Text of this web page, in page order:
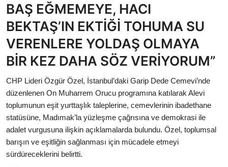
Siyasi Partiler
Toplum ve Yaşam
Sivil Toplum Kuruluşları
Kamu Kurumları ve Üst Kurullar
Resmi Reklamlar
BAŞ EĞMEMEYE, HACI
BEKTAŞ’IN EKTİĞİ TOHUMA SU
VERENLERE YOLDAŞ OLMAYA
BİR KEZ DAHA SÖZ VERİYORUM”
CHP Lideri Özgür Özel, İstanbul’daki Garip Dede Cemevi’nde
düzenlenen On Muharrem Orucu programına katılarak Alevi
toplumunun eşit yurttaşlık taleplerine, cemevlerinin ibadethane
statüsüne, Madımak’la yüzleşme çağrısına ve demokrasi ile
adalet vurgusuna ilişkin açıklamalarda bulundu. Özel, toplumsal
barışın ve eşitliğin sağlanması için mücadele etmeyi
sürdüreceklerini belirtti.